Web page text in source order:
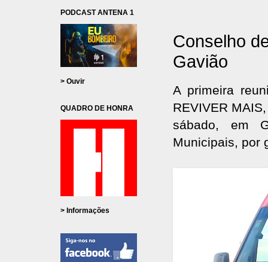
Conselho
Gavião
A primeira
REVIVER
sábado, em
Municipais, por
PODCAST ANTENA 1
> Ouvir
QUADRO DE HONRA
> Informações